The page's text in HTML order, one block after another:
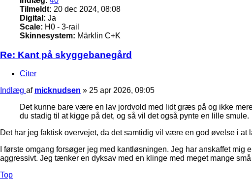
Tilmeldt: 20 dec 2024, 08:08
Digital: Ja
Scale: H0 - 3-rail
Skinnesystem: Märklin C+K
Re: Kant på skyggebanegård
Citer
Indlæg af micknudsen » 25 apr 2026, 09:05
Det kunne bare være en lav jordvold med lidt græs på og ikke
du stadig til at kigge på det, og så vil det også pynte en lille smule.
Det har jeg faktisk overvejet, da det samtidig vil være en god øvelse i
I første omgang forsøger jeg med kantløsningen. Jeg har anskaffet
aggressivt. Jeg tænker en dyksav med en klinge med meget mange
Top